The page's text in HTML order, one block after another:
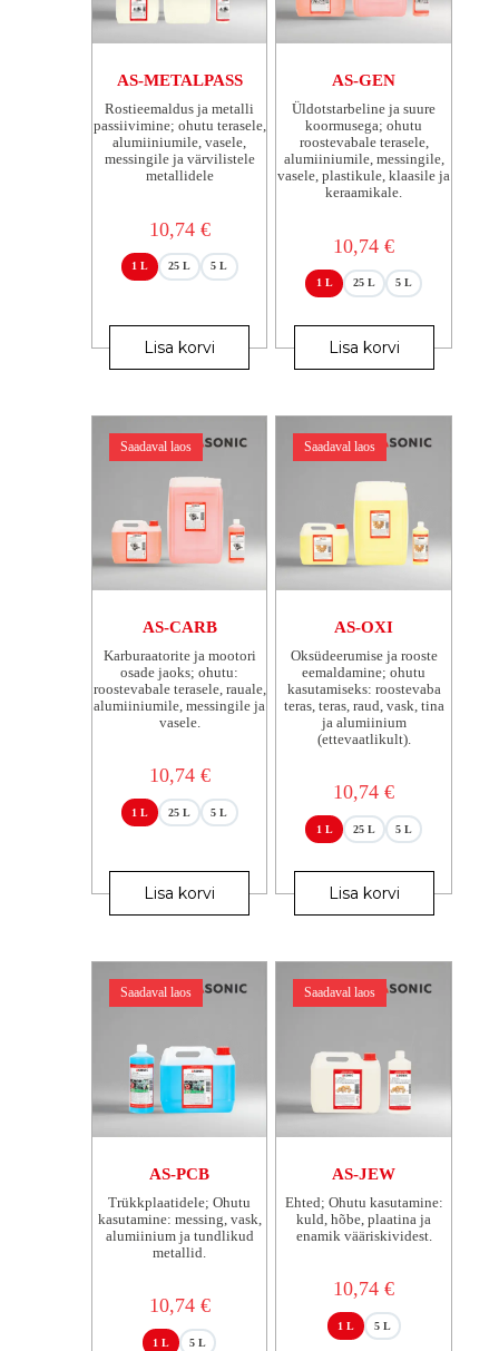
AS-METALPASS
Rostieemaldus ja metalli
passiivimine; ohutu terasele,
alumiiniumile, vasele,
messingile ja värvilistele
metallidele
10,74 €
1 L 25 L 5 L
Lisa korvi
tootel
on
Valikuid
saab
teha
tootelehel.
AS-GEN
Üldotstarbeline ja suure
koormusega; ohutu
roostevabale terasele,
alumiiniumile, messingile,
vasele, plastikule, klaasile ja
keraamikale.
10,74€
1 L 25 L 5 L
Lisa korvi
tootel
on
Valikuid
saab
teha
tootelehel.
Saadaval laos
AS-CARB
Karburaatorite ja mootori
osade jaoks; ohutu:
roostevabale terasele, rauale,
alumiiniumile, messingile ja
vasele.
10,74 €
1 L 25 L 5 L
Lisa korvi
tootel
on
Valikuid
saab
teha
Saadaval laos
AS-OXI
Oksüdeerumise ja rooste
eemaldamine; ohutu
kasutamiseks: roostevaba
teras, teras, raud, vask, tina
ja alumiinium
(ettevaatlikult).
10,74€
1 L 25 L 5 L
Lisa korvi
tootel
on
Valikuid
saab
teha
Saadaval laos
AS-PCB
Trükkplaatidele; Ohutu
kasutamine: messing, vask,
alumiinium ja tundlikud
metallid.
10,74 €
1 L 5 L
Saadaval laos
AS-JEW
Ehted; Ohutu kasutamine:
kuld, hõbe, plaatina ja
enamik vääriskividest.
10,74€
1 L 5 L